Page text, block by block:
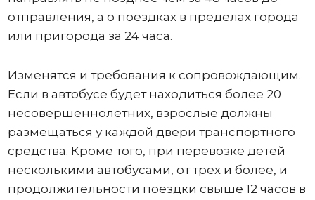
отправления, а о поездках в пределах города
или пригорода за 24 часа.
Изменятся и требования к сопровождающим.
Если в автобусе будет находиться более 20
несовершеннолетних, взрослые должны
размещаться у каждой двери транспортного
средства. Кроме того, при перевозке детей
несколькими автобусами, от трех и более, и
продолжительности поездки свыше 12 часов в